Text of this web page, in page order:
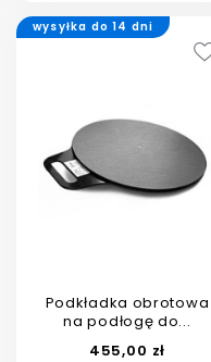
Podkładka obrotowa
na podłogę do...
455,00 zł
wysyłka do 14 dni